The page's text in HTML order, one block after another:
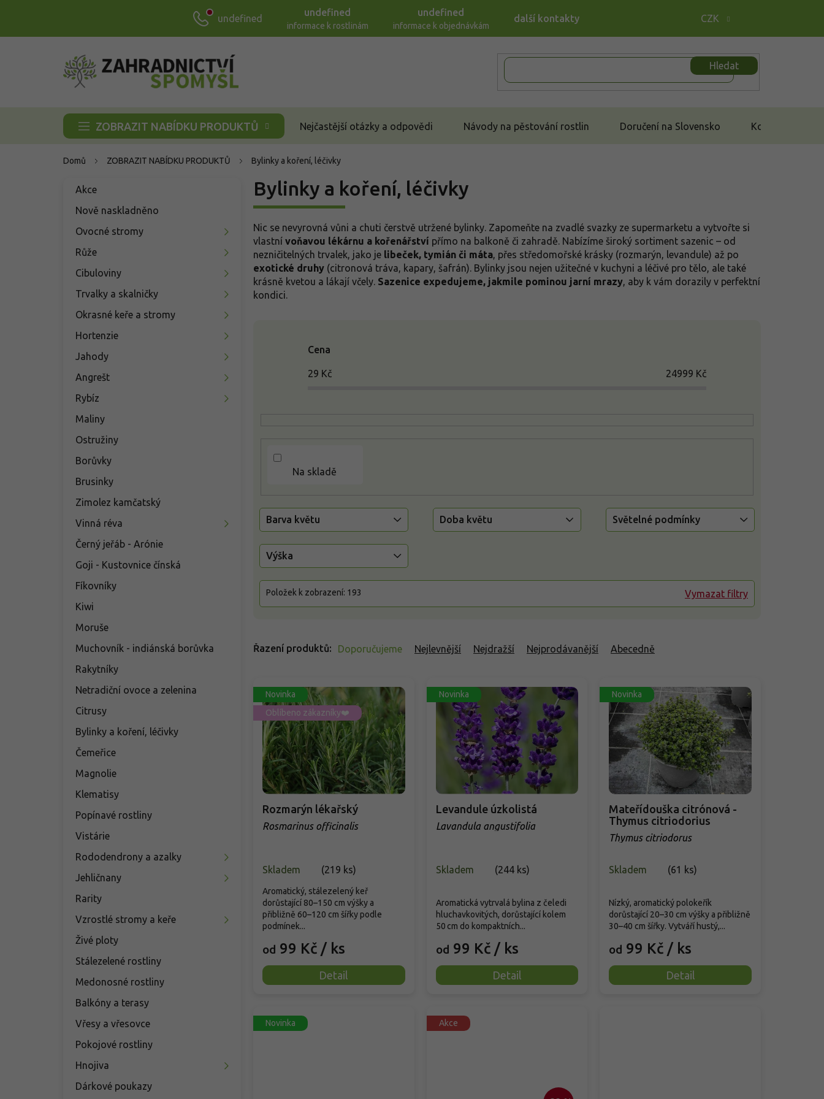
CZK
undefined
undefined
informace k rostlinám
undefined
informace k objednávkám
další kontakty
Hledat
ZOBRAZIT NABÍDKU PRODUKTŮ Nejčastější otázky a odpovědi Návody na pěstování rostlin Doručení na Slovensko Kontakt
Domů ZOBRAZIT NABÍDKU PRODUKTŮ Bylinky a koření, léčivky
Přeskočit
Akce
Nově naskladněno
Ovocné stromy
Růže
Cibuloviny
Trvalky a skalničky
Okrasné keře a stromy
Hortenzie
Jahody
Angrešt
Rybíz
Maliny
Ostružiny
Borůvky
Brusinky
Zimolez kamčatský
Vinná réva
Černý jeřáb - Arónie
Goji - Kustovnice čínská
Fíkovníky
Kiwi
Moruše
Muchovník - indiánská borůvka
Rakytníky
Netradiční ovoce a zelenina
Citrusy
Bylinky a koření, léčivky
Čemeřice
Magnolie
Klematisy
Popínavé rostliny
Vistárie
Rododendrony a azalky
Jehličnany
Rarity
Vzrostlé stromy a keře
Živé ploty
Stálezelené rostliny
Medonosné rostliny
Balkóny a terasy
Vřesy a vřesovce
Pokojové rostliny
Hnojiva
Dárkové poukazy
Bylinky a koření, léčivky
Nic se nevyrovná vůni a chuti čerstvě utržené bylinky. Zapomeňte na zvadlé svazky ze supermarketu a vytvořte si
vlastní voňavou lékárnu a kořenářství přímo na balkoně či zahradě. Nabízíme široký sortiment sazenic – od
nezničitelných trvalek, jako je libeček, tymián či máta, přes středomořské krásky (rozmarýn, levandule) až po
exotické druhy (citronová tráva, kapary, šafrán). Bylinky jsou nejen užitečné v kuchyni a léčivé pro tělo, ale také
krásně kvetou a lákají včely. Sazenice expedujeme, jakmile pominou jarní mrazy, aby k vám dorazily v perfektní
kondici.
Řazení produktů Doporučujeme Nejlevnější Nejdražší Nejprodávanější Abecedně
Cena
29 Kč 24999 Kč
Na skladě
Barva květu Doba květu Světelné podmínky
Výška
Vymazat filtry
Položek k zobrazení: 193
Novinka
Oblíbeno zákazníky❤️
Rozmarýn lékařský
Rosmarinus officinalis
Skladem (219 ks)
od 99 Kč / ks
Detail
Aromatický, stálezelený keř
dorůstající 80–150 cm výšky a
přibližně 60–120 cm šířky podle
podmínek...
Novinka
Levandule úzkolistá
Lavandula angustifolia
Skladem (244 ks)
od 99 Kč / ks
Detail
Aromatická vytrvalá bylina z čeledi
hluchavkovitých, dorůstající kolem
50 cm do kompaktních...
Novinka
Mateřídouška citrónová -
Thymus citriodorius
Thymus citriodorus
Skladem (61 ks)
od 99 Kč / ks
Detail
Nízký, aromatický polokeřík
dorůstající 20–30 cm výšky a přibližně
30–40 cm šířky. Vytváří hustý,...
Novinka Akce